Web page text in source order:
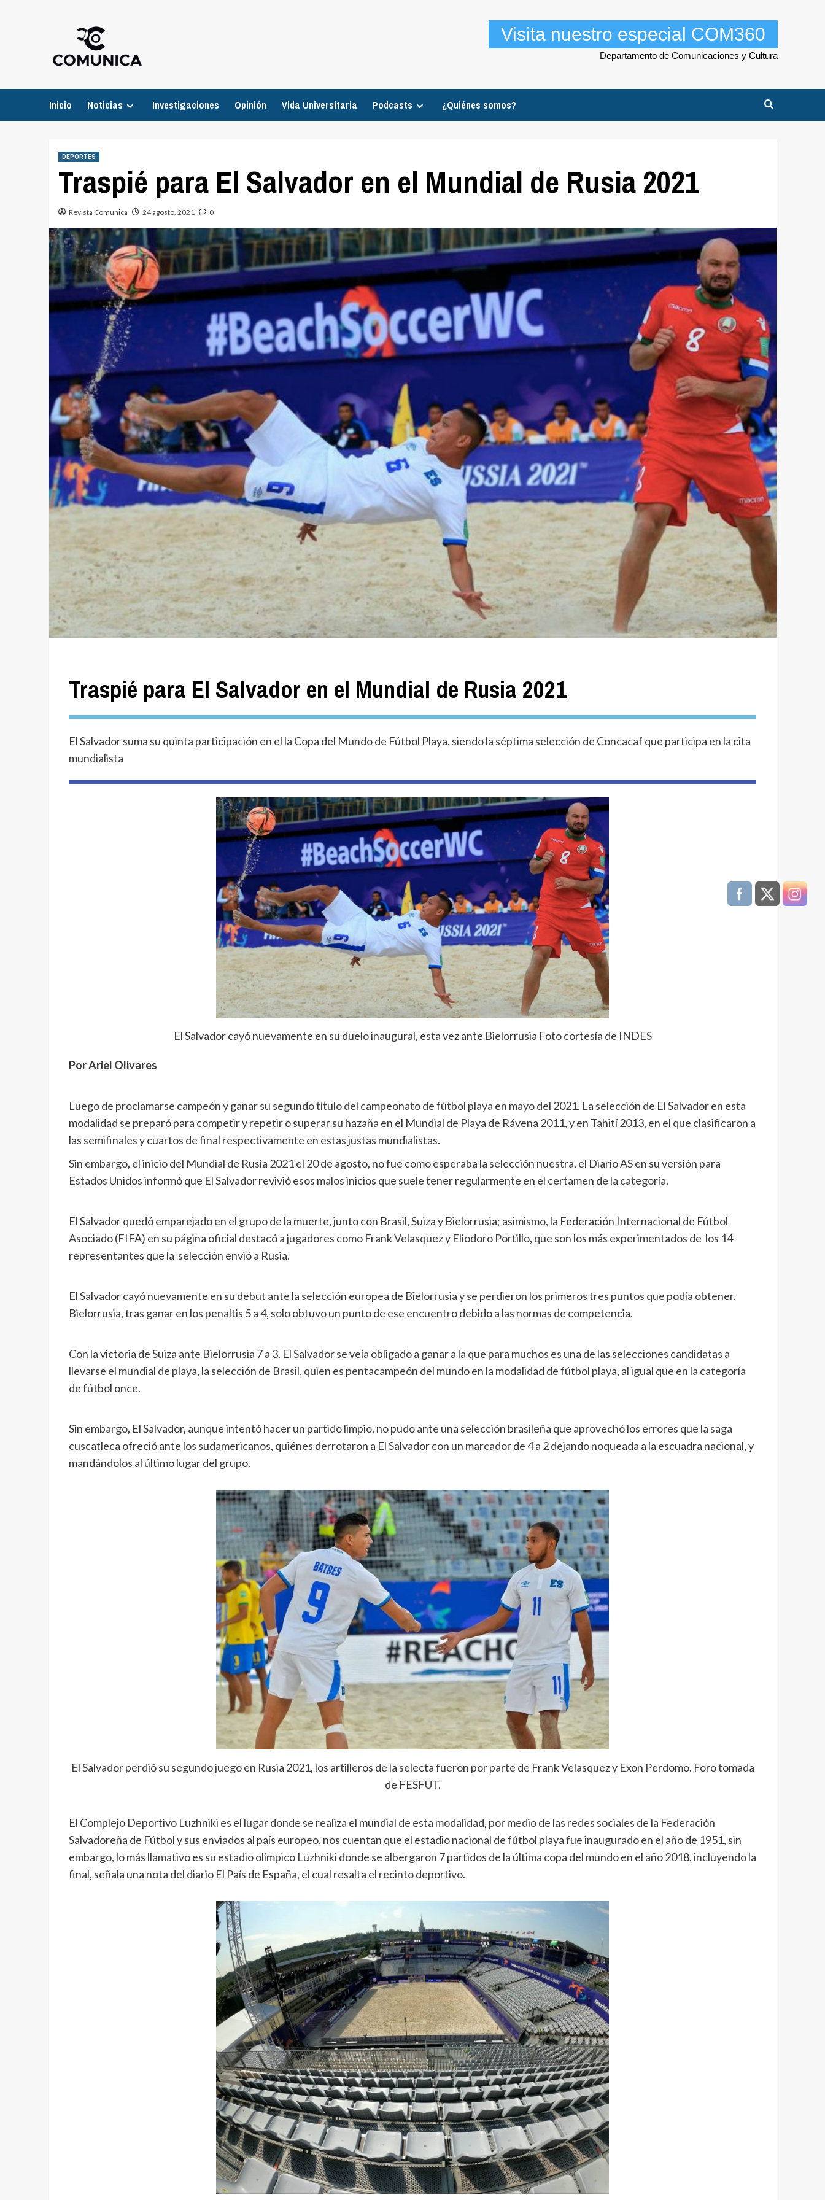
Inicio Noticias Investigaciones Opinión Vida Universitaria Podcasts ¿Quiénes somos?
DEPORTES
Traspié para El Salvador en el Mundial de Rusia 2021
Revista Comunica 24 agosto, 2021 0
Traspié para El Salvador en el Mundial de Rusia 2021
El Salvador suma su quinta participación en el la Copa del Mundo de Fútbol Playa, siendo la séptima selección de Concacaf que participa en la cita
mundialista
El Salvador cayó nuevamente en su duelo inaugural, esta vez ante Bielorrusia Foto cortesía de INDES
Por Ariel Olivares
Luego de proclamarse campeón y ganar su segundo título del campeonato de fútbol playa en mayo del 2021. La selección de El Salvador en esta
modalidad se preparó para competir y repetir o superar su hazaña en el Mundial de Playa de Rávena 2011, y en Tahití 2013, en el que clasificaron a
las semifinales y cuartos de final respectivamente en estas justas mundialistas.
Sin embargo, el inicio del Mundial de Rusia 2021 el 20 de agosto, no fue como esperaba la selección nuestra, el Diario AS en su versión para
Estados Unidos informó que El Salvador revivió esos malos inicios que suele tener regularmente en el certamen de la categoría.
El Salvador quedó emparejado en el grupo de la muerte, junto con Brasil, Suiza y Bielorrusia; asimismo, la Federación Internacional de Fútbol
Asociado (FIFA) en su página oficial destacó a jugadores como Frank Velasquez y Eliodoro Portillo, que son los más experimentados de los 14
representantes que la selección envió a Rusia.
El Salvador cayó nuevamente en su debut ante la selección europea de Bielorrusia y se perdieron los primeros tres puntos que podía obtener.
Bielorrusia, tras ganar en los penaltis 5 a 4, solo obtuvo un punto de ese encuentro debido a las normas de competencia.
Con la victoria de Suiza ante Bielorrusia 7 a 3, El Salvador se veía obligado a ganar a la que para muchos es una de las selecciones candidatas a
llevarse el mundial de playa, la selección de Brasil, quien es pentacampeón del mundo en la modalidad de fútbol playa, al igual que en la categoría
de fútbol once.
Sin embargo, El Salvador, aunque intentó hacer un partido limpio, no pudo ante una selección brasileña que aprovechó los errores que la saga
cuscatleca ofreció ante los sudamericanos, quiénes derrotaron a El Salvador con un marcador de 4 a 2 dejando noqueada a la escuadra nacional, y
mandándolos al último lugar del grupo.
El Salvador perdió su segundo juego en Rusia 2021, los artilleros de la selecta fueron por parte de Frank Velasquez y Exon Perdomo. Foro tomada
de FESFUT.
El Complejo Deportivo Luzhniki es el lugar donde se realiza el mundial de esta modalidad, por medio de las redes sociales de la Federación
Salvadoreña de Fútbol y sus enviados al país europeo, nos cuentan que el estadio nacional de fútbol playa fue inaugurado en el año de 1951, sin
embargo, lo más llamativo es su estadio olímpico Luzhniki donde se albergaron 7 partidos de la última copa del mundo en el año 2018, incluyendo la
final, señala una nota del diario El País de España, el cual resalta el recinto deportivo.
Departamento de Comunicaciones y Cultura
Visita nuestro especial COM360